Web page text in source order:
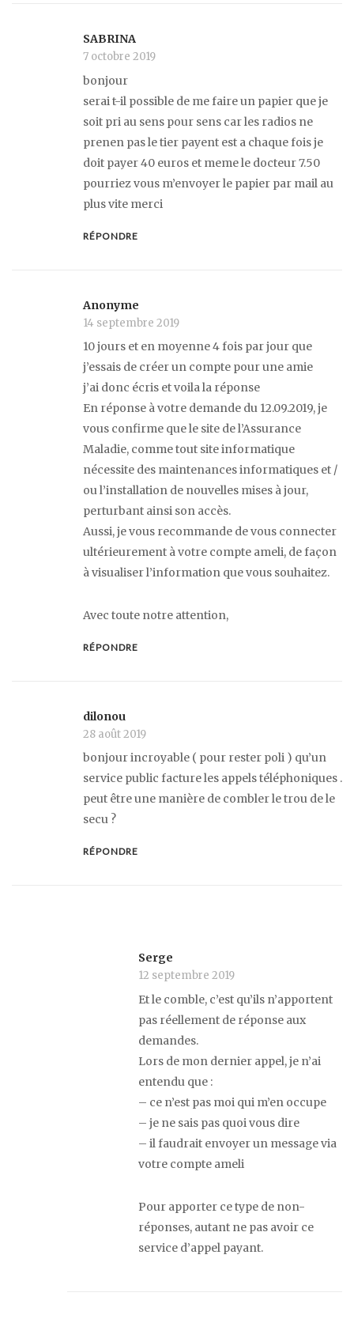
SABRINA
7 octobre 2019
bonjour
serai t-il possible de me faire un papier que je
soit pri au sens pour sens car les radios ne
prenen pas le tier payent est a chaque fois je
doit payer 40 euros et meme le docteur 7.50
pourriez vous m’envoyer le papier par mail au
plus vite merci
RÉPONDRE
Anonyme
14 septembre 2019
10 jours et en moyenne 4 fois par jour que
j’essais de créer un compte pour une amie
j’ai donc écris et voila la réponse
En réponse à votre demande du 12.09.2019, je
vous confirme que le site de l’Assurance
Maladie, comme tout site informatique
nécessite des maintenances informatiques et /
ou l’installation de nouvelles mises à jour,
perturbant ainsi son accès.
Aussi, je vous recommande de vous connecter
ultérieurement à votre compte ameli, de façon
à visualiser l’information que vous souhaitez.
Avec toute notre attention,
RÉPONDRE
dilonou
28 août 2019
bonjour incroyable ( pour rester poli ) qu’un
service public facture les appels téléphoniques .
peut être une manière de combler le trou de le
secu ?
RÉPONDRE
Serge
12 septembre 2019
Et le comble, c’est qu’ils n’apportent
pas réellement de réponse aux
demandes.
Lors de mon dernier appel, je n’ai
entendu que :
– ce n’est pas moi qui m’en occupe
– je ne sais pas quoi vous dire
– il faudrait envoyer un message via
votre compte ameli
Pour apporter ce type de non-
réponses, autant ne pas avoir ce
service d’appel payant.